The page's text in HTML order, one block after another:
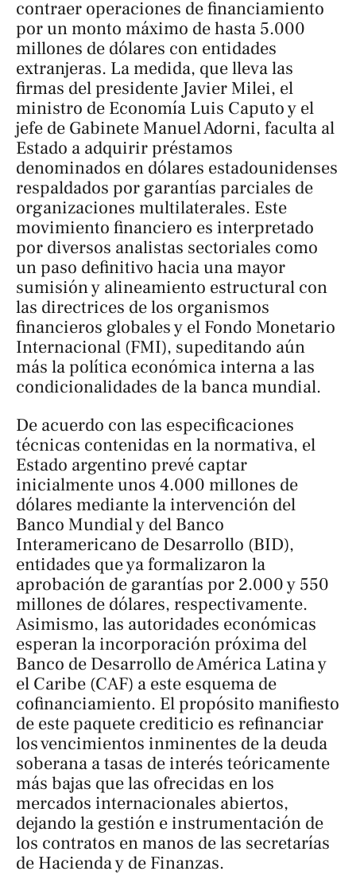
contraer operaciones de financiamiento
por un monto máximo de hasta 5.000
millones de dólares con entidades
extranjeras. La medida, que lleva las
firmas del presidente Javier Milei, el
ministro de Economía Luis Caputo y el
jefe de Gabinete Manuel Adorni, faculta al
Estado a adquirir préstamos
denominados en dólares estadounidenses
respaldados por garantías parciales de
organizaciones multilaterales. Este
movimiento financiero es interpretado
por diversos analistas sectoriales como
un paso definitivo hacia una mayor
sumisión y alineamiento estructural con
las directrices de los organismos
financieros globales y el Fondo Monetario
Internacional (FMI), supeditando aún
más la política económica interna a las
condicionalidades de la banca mundial.
De acuerdo con las especificaciones
técnicas contenidas en la normativa, el
Estado argentino prevé captar
inicialmente unos 4.000 millones de
dólares mediante la intervención del
Banco Mundial y del Banco
Interamericano de Desarrollo (BID),
entidades que ya formalizaron la
aprobación de garantías por 2.000 y 550
millones de dólares, respectivamente.
Asimismo, las autoridades económicas
esperan la incorporación próxima del
Banco de Desarrollo de América Latina y
el Caribe (CAF) a este esquema de
cofinanciamiento. El propósito manifiesto
de este paquete crediticio es refinanciar
los vencimientos inminentes de la deuda
soberana a tasas de interés teóricamente
más bajas que las ofrecidas en los
mercados internacionales abiertos,
dejando la gestión e instrumentación de
los contratos en manos de las secretarías
de Hacienda y de Finanzas.